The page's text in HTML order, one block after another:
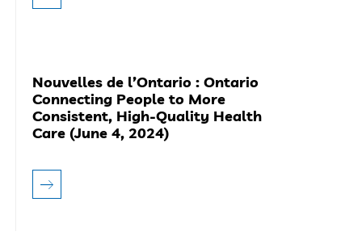
Nouvelles de l’Ontario : Ontario
Connecting People to More
Consistent, High-Quality Health
Care (June 4, 2024)